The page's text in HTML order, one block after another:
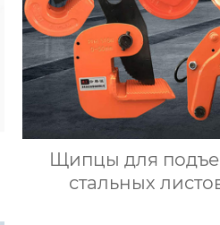
Щипцы для
стальных